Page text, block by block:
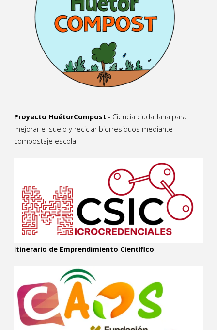
Proyecto HuétorCompost - Ciencia ciudadana para
mejorar el suelo y reciclar biorresiduos mediante
compostaje escolar
Itinerario de Emprendimiento Científico